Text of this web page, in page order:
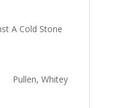
A Cold Stone